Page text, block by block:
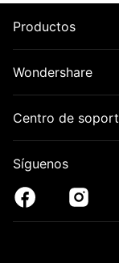
Productos
Wondershare
Centro de
Síguenos